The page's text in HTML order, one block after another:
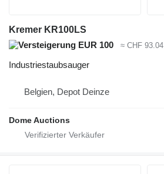
Kremer KR100LS
EUR 100
≈ CHF 93.04
Industriestaubsauger
Belgien, Depot Deinze
Dome Auctions